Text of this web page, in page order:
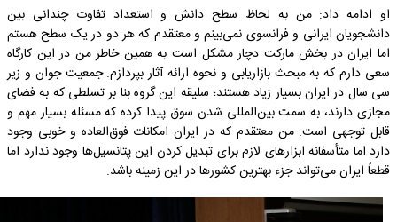
او ادامه داد: من به لحاظ سطح دانش و استعداد تفاوت چندانی بین
دانشجویان ایرانی و فرانسوی نمی‌بینم و معتقدم که هر دو در یک سطح هستم
اما ایران در بخش مارکت دچار مشکل است به همین خاطر من در این کارگاه
سعی دارم که به مبحث بازاریابی و نحوه ارائه آثار بپردازم. جمعیت جوان و زیر
سی سال در ایران بسیار زیاد هستند؛ سلیقه این گروه بنا بر تسلطی که به فضای
مجازی دارند، به سمت بین‌المللی شدن سوق پیدا کرده که مسئله بسیار مهم و
قابل توجهی است. من معتقدم که در ایران امکانات فوق‌العاده و خوبی وجود
دارد اما متأسفانه ابزارهای لازم برای تبدیل کردن این پتانسیل‌ها وجود ندارد اما
قطعاً ایران می‌تواند جزء بهترین کشورها در این زمینه باشد.